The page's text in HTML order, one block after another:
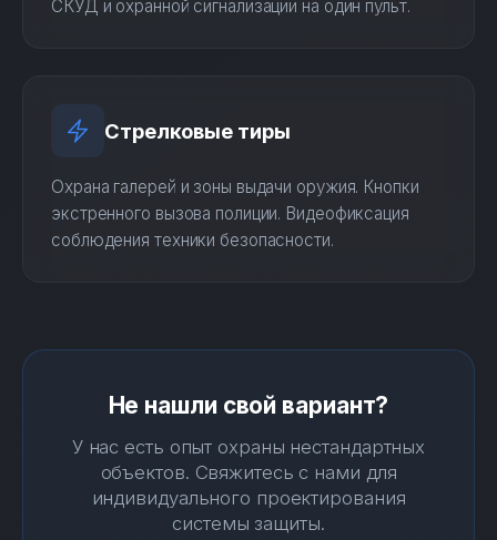
СКУД и охранной сигнализации на один пульт.
Стрелковые тиры
Охрана галерей и зоны выдачи оружия. Кнопки
экстренного вызова полиции. Видеофиксация
соблюдения техники безопасности.
Не нашли свой вариант?
У нас есть опыт охраны нестандартных
объектов. Свяжитесь с нами для
индивидуального проектирования
системы защиты.